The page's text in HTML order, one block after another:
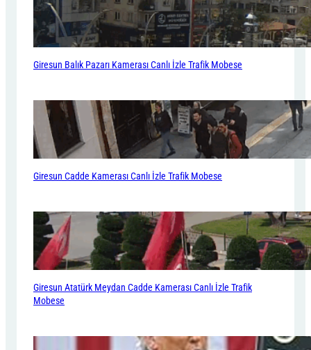
Giresun Balık Pazarı Kamerası Canlı İzle Trafik Mobese
Giresun Cadde Kamerası Canlı İzle Trafik Mobese
Giresun Atatürk Meydan Cadde Kamerası Canlı İzle Trafik
Mobese